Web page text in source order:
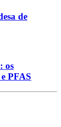
de
os
PFAS